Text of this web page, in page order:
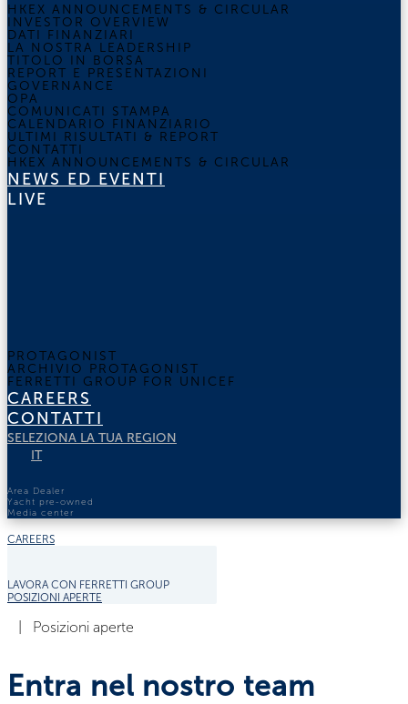
HKEX ANNOUNCEMENTS & CIRCULAR
INVESTOR OVERVIEW
DATI FINANZIARI
LA NOSTRA LEADERSHIP
TITOLO IN BORSA
REPORT E PRESENTAZIONI
GOVERNANCE
OPA
COMUNICATI STAMPA
CALENDARIO FINANZIARIO
ULTIMI RISULTATI & REPORT
CONTATTI
HKEX ANNOUNCEMENTS & CIRCULAR
NEWS ED EVENTI
LIVE
PROTAGONIST
ARCHIVIO PROTAGONIST
FERRETTI GROUP FOR UNICEF
CAREERS
CONTATTI
SELEZIONA LA TUA REGION
IT
Area Dealer
Yacht pre-owned
Media center
CAREERS
LAVORA CON FERRETTI GROUP
POSIZIONI APERTE
Posizioni aperte
Entra nel nostro team